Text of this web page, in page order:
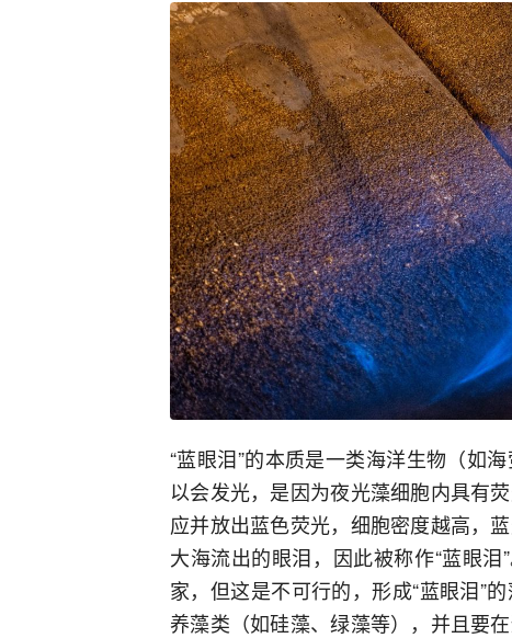
“蓝眼泪”的本质是一类海洋生物（如
以会发光，是因为夜光藻细胞内具有
应并放出蓝色荧光，细胞密度越高，
大海流出的眼泪，因此被称作“蓝眼
家，但这是不可行的，形成“蓝眼泪”
养藻类（如硅藻、绿藻等），并且要